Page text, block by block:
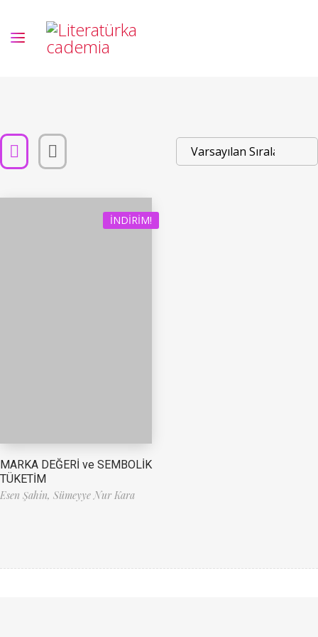
İNDIRIM!
MARKA DEĞERİ ve SEMBOLİK
TÜKETİM
Esen Şahin, Sümeyye Nur Kara